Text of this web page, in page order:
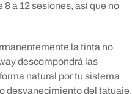
a 12 sesiones, así que no
la tinta no
descompondrá las
natural por tu sistema
desvanecimiento del tatuaje.